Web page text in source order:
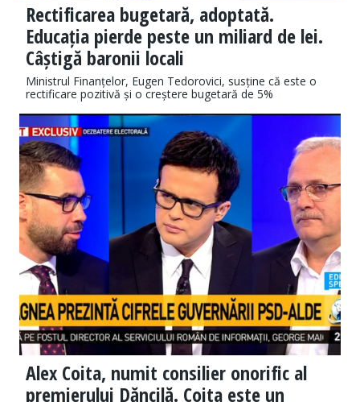
Rectificarea bugetară, adoptată.
Educația pierde peste un miliard de lei.
Câștigă baronii locali
Ministrul Finanțelor, Eugen Tedorovici, susține că este o
rectificare pozitivă și o creștere bugetară de 5%
Alex Coita, numit consilier onorific al
premierului Dăncilă. Coita este un